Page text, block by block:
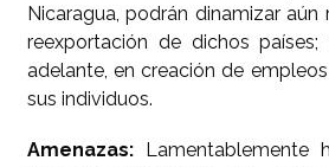
Nicaragua, podrán dinamizar
reexportación de dichos países;
adelante, en creación de
sus individuos.
Amenazas:Lamentablemente